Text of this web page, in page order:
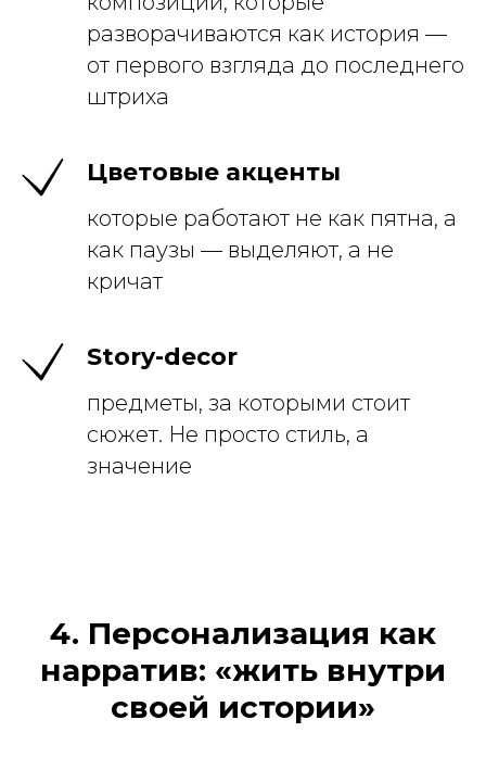
разворачиваются как история —
от первого взгляда до последнего
штриха
Цветовые акценты
которые работают не как пятна, а
как паузы — выделяют, а не
кричат
Story-decor
предметы, за которыми стоит
сюжет. Не просто стиль, а
значение
4. Персонализация как
нарратив: «жить внутри
своей истории»